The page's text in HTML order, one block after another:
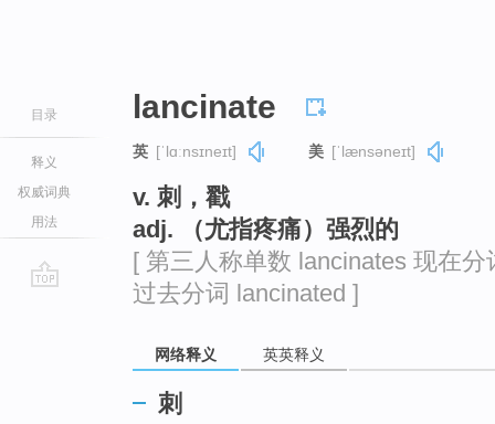
目录
释义
权威词典
用法
lancinate
英 [ˈlɑːnsɪneɪt] 美 [ˈlænsəneɪt]
v. 刺，戳
adj. （尤指疼痛）强烈的
[ 第三人称单数 lancinates 现在
过去分词 lancinated ]
网络释义 英英释义
刺